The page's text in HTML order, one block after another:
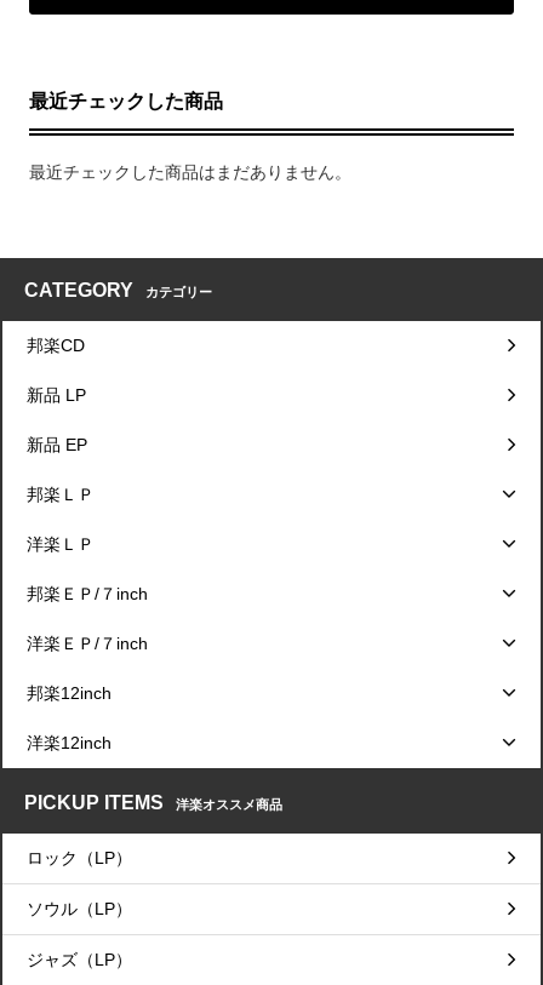
最近チェックした商品
最近チェックした商品はまだありません。
CATEGORY カテゴリー
邦楽CD
新品 LP
新品 EP
邦楽ＬＰ
洋楽ＬＰ
邦楽ＥＰ/７inch
洋楽ＥＰ/７inch
邦楽12inch
洋楽12inch
PICKUP ITEMS 洋楽オススメ商品
ロック（LP）
ソウル（LP）
ジャズ（LP）